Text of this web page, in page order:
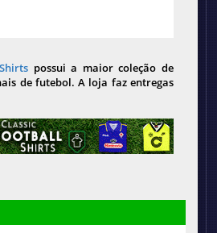
possui a maior coleção de
de futebol. A loja faz entregas